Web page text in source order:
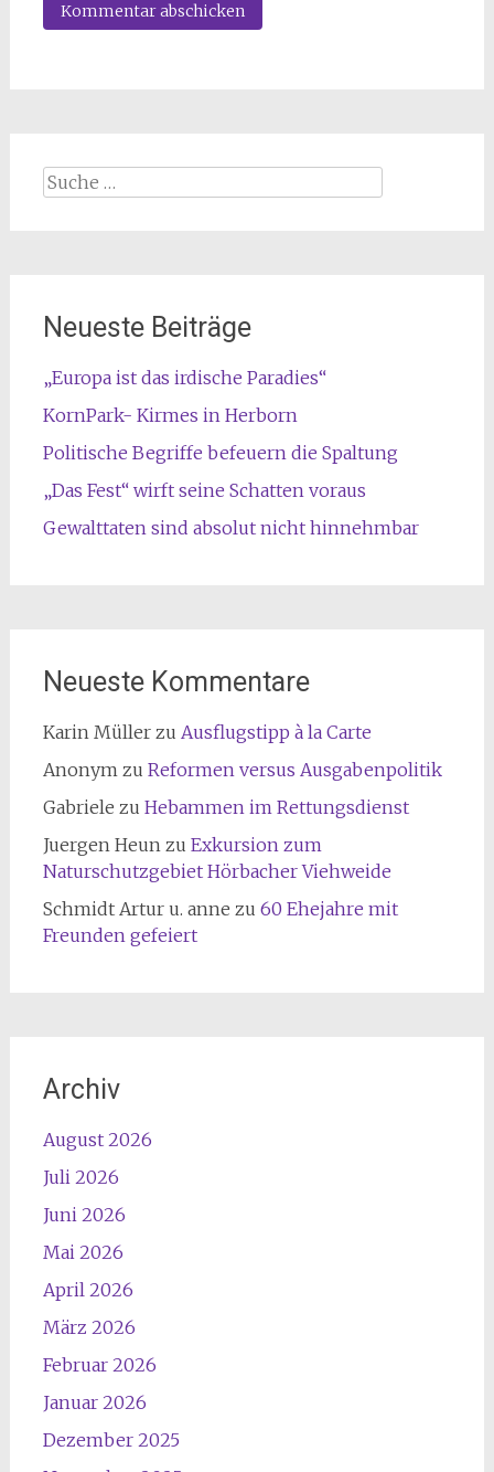
Suche
nach:
Neueste Beiträge
„Europa ist das irdische Paradies“
KornPark- Kirmes in Herborn
Politische Begriffe befeuern die Spaltung
„Das Fest“ wirft seine Schatten voraus
Gewalttaten sind absolut nicht hinnehmbar
Neueste Kommentare
Karin Müllerzu Ausflugstipp à la Carte
Anonym zu Reformen versus Ausgabenpolitik
Gabriele zu Hebammen im Rettungsdienst
Juergen Heun zu Exkursion zum
Naturschutzgebiet Hörbacher Viehweide
Schmidt Artur u. anne zu 60 Ehejahre mit
Freunden gefeiert
Archiv
August 2026
Juli 2026
Juni 2026
Mai 2026
April 2026
März 2026
Februar 2026
Januar 2026
Dezember 2025